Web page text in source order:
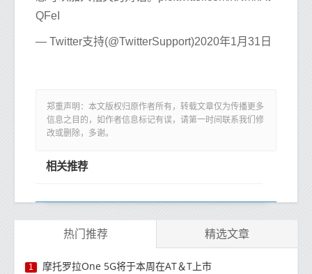
QFeI
— Twitter支持(@TwitterSupport)2020年1月31日
郑重声明：本文版权归原作者所有，转载文章仅为传播更多
信息之目的，如作者信息标记有误，请第一时间联系我们修
改或删除，多谢。
相关推荐
热门推荐 精选文章
1 摩托罗拉One 5G将于本周在AT＆T上市